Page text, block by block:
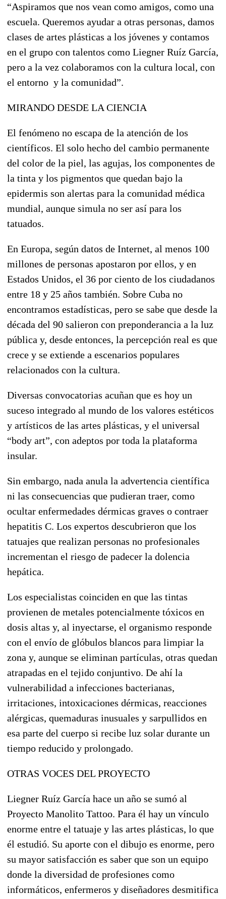
“Aspiramos que nos vean como amigos, como una
escuela. Queremos ayudar a otras personas, damos
clases de artes plásticas a los jóvenes y contamos
en el grupo con talentos como Liegner Ruíz García,
pero a la vez colaboramos con la cultura local, con
el entorno y la comunidad”.
MIRANDO DESDE LA CIENCIA
El fenómeno no escapa de la atención de los
científicos. El solo hecho del cambio permanente
del color de la piel, las agujas, los componentes de
la tinta y los pigmentos que quedan bajo la
epidermis son alertas para la comunidad médica
mundial, aunque simula no ser así para los
tatuados.
En Europa, según datos de Internet, al menos 100
millones de personas apostaron por ellos, y en
Estados Unidos, el 36 por ciento de los ciudadanos
entre 18 y 25 años también. Sobre Cuba no
encontramos estadísticas, pero se sabe que desde la
década del 90 salieron con preponderancia a la luz
pública y, desde entonces, la percepción real es que
crece y se extiende a escenarios populares
relacionados con la cultura.
Diversas convocatorias acuñan que es hoy un
suceso integrado al mundo de los valores estéticos
y artísticos de las artes plásticas, y el universal
“body art”, con adeptos por toda la plataforma
insular.
Sin embargo, nada anula la advertencia científica
ni las consecuencias que pudieran traer, como
ocultar enfermedades dérmicas graves o contraer
hepatitis C. Los expertos descubrieron que los
tatuajes que realizan personas no profesionales
incrementan el riesgo de padecer la dolencia
hepática.
Los especialistas coinciden en que las tintas
provienen de metales potencialmente tóxicos en
dosis altas y, al inyectarse, el organismo responde
con el envío de glóbulos blancos para limpiar la
zona y, aunque se eliminan partículas, otras quedan
atrapadas en el tejido conjuntivo. De ahí la
vulnerabilidad a infecciones bacterianas,
irritaciones, intoxicaciones dérmicas, reacciones
alérgicas, quemaduras inusuales y sarpullidos en
esa parte del cuerpo si recibe luz solar durante un
tiempo reducido y prolongado.
OTRAS VOCES DEL PROYECTO
Liegner Ruíz García hace un año se sumó al
Proyecto Manolito Tattoo. Para él hay un vínculo
enorme entre el tatuaje y las artes plásticas, lo que
él estudió. Su aporte con el dibujo es enorme, pero
su mayor satisfacción es saber que son un equipo
donde la diversidad de profesiones como
informáticos, enfermeros y diseñadores desmitifica